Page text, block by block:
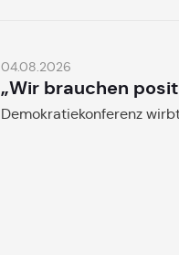
04.08.2026
„Wir brauchen
Demokratiekonferenz